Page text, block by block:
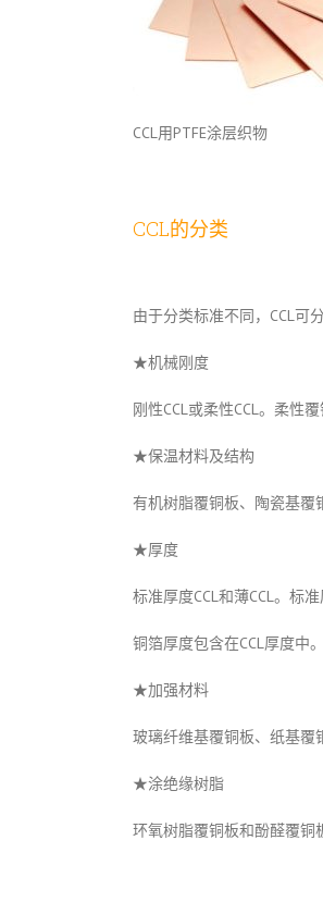
CCL用PTFE涂层织物
CCL的分类
由于分类标准不同，CCL可
★机械刚度
刚性CCL或柔性CCL。柔性
★保温材料及结构
有机树脂覆铜板、陶瓷基覆
★厚度
标准厚度CCL和薄CCL。标
铜箔厚度包含在CCL厚度中。
★加强材料
玻璃纤维基覆铜板、纸基覆
★涂绝缘树脂
环氧树脂覆铜板和酚醛覆铜